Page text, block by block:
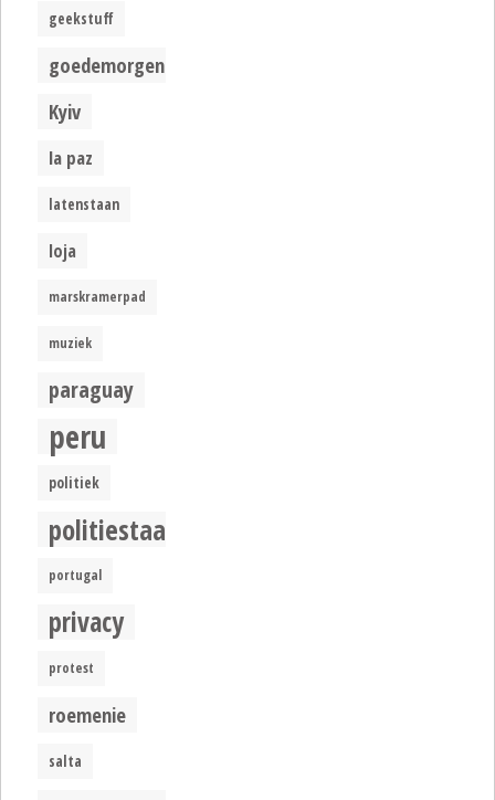
geekstuff
goedemorgen
Kyiv
la paz
latenstaan
loja
marskramerpad
muziek
paraguay
peru
politiek
politiestaat
portugal
privacy
protest
roemenie
salta